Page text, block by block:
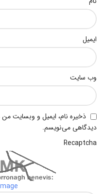
ایمیل
وب‌ سایت
ذخیره نام، ایمیل و وبسایت من
دیدگاهی می‌نویسم.
Recaptcha